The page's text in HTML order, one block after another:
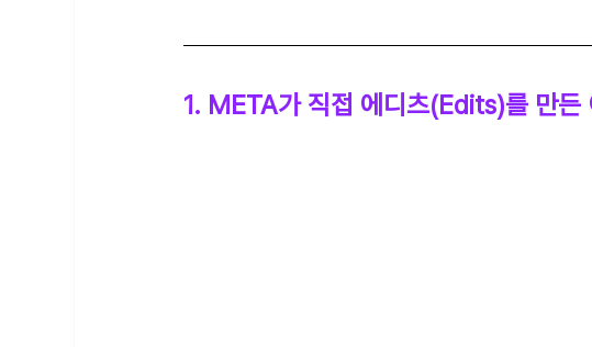
1. META가 직접 에디츠(Edits)를 만든